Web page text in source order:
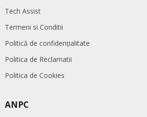
Tech Assist
Termeni si Conditii
Politică de confidențialitate
Politica de Reclamatii
Politica de Cookies
ANPC